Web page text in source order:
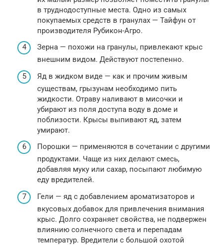
в труднодоступные места. Одно из самых
покупаемых средств в гранулах — Тайфун от
производителя Рубикон-Агро.
Зерна — похожи на гранулы, привлекают крыс
внешним видом. Действуют постепенно.
Яд в жидком виде — как и прочим живым
существам, грызунам необходимо пить
жидкости. Отраву наливают в мисочки и
убирают из поля доступа воду в доме и
поблизости. Крысы выпивают яд, затем
умирают.
Порошки — применяются в сочетании с другими
продуктами. Чаще из них делают смесь,
добавляя муку или сахар, посыпают любимую
еду вредителей.
Гели — яд с добавлением ароматизаторов и
вкусовых добавок для привлечения внимания
крыс. Долго сохраняет свойства, не подвержен
влиянию солнечного света и перепадам
температур. Вредители с большой охотой